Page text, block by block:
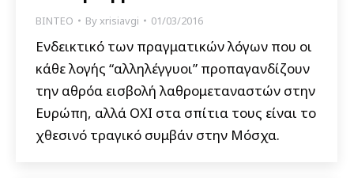
ΒΙΝΤΕΟ Byxrisiavgi 01/03/2016
Ενδεικτικό των πραγματικών λόγων που οι
κάθε λογής “αλληλέγγυοι” προπαγανδίζουν
την αθρόα εισβολή λαθρομεταναστών στην
Ευρώπη, αλλά ΟΧΙ στα σπίτια τους είναι το
χθεσινό τραγικό συμβάν στην Μόσχα.